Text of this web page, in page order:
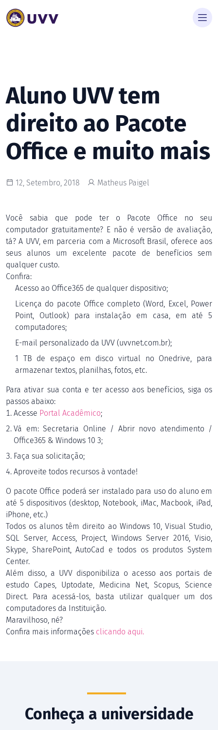
Aluno UVV tem
direito ao Pacote
Office e muito mais
12, Setembro, 2018 Matheus Paigel
Você sabia que pode ter o Pacote Office no seu
computador gratuitamente? E não é versão de avaliação,
tá? A UVV, em parceria com a Microsoft Brasil, oferece aos
seus alunos um excelente pacote de benefícios sem
qualquer custo.
Confira:
Acesso ao Office365 de qualquer dispositivo;
Licença do pacote Office completo (Word, Excel, Power
Point, Outlook) para instalação em casa, em até 5
computadores;
E-mail personalizado da UVV (uvvnet.com.br);
1 TB de espaço em disco virtual no Onedrive, para
armazenar textos, planilhas, fotos, etc.
Para ativar sua conta e ter acesso aos benefícios, siga os
passos abaixo:
Acesse Portal Acadêmico;
Vá em: Secretaria Online / Abrir novo atendimento /
Office365 & Windows 10 3;
Faça sua solicitação;
Aproveite todos recursos à vontade!
O pacote Office poderá ser instalado para uso do aluno em
até 5 dispositivos (desktop, Notebook, iMac, Macbook, iPad,
iPhone, etc.)
Todos os alunos têm direito ao Windows 10, Visual Studio,
SQL Server, Access, Project, Windows Server 2016, Visio,
Skype, SharePoint, AutoCad e todos os produtos System
Center.
Além disso, a UVV disponibiliza o acesso aos portais de
estudo Capes, Uptodate, Medicina Net, Scopus, Science
Direct. Para acessá-los, basta utilizar qualquer um dos
computadores da Instituição.
Maravilhoso, né?
Confira mais informações clicando aqui.
Conheça a universidade